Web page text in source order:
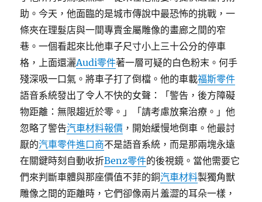
助。今天，他面臨的是城市傳說中最恐怖的挑戰，一
條夾在理髮店與一間專賣金屬雕像的畫廊之間的窄
巷。一個看起來比他車子尺寸小上三十公分的停車
格，上面還灑Audi零件著一層可疑的白色粉末。何手
殘深吸一口氣。將車子打了倒檔。他的車載福斯零件
語音系統發出了令人不快的女聲：「警告，後方障礙
物距離：無限趨近於零。」「請考慮放棄治療。」他
忽略了警告汽車材料報價 ，開始緩慢地倒車。他最討
厭的汽車零件進口商不是語音系統，而是那兩塊永遠
在關鍵時刻自動收折Benz零件的後視鏡。當他需要它
們來判斷車體與那座價值不菲的銅汽車材料製獨角獸
雕像之間的距離時，它們卻像兩片羞澀的耳朵一樣，